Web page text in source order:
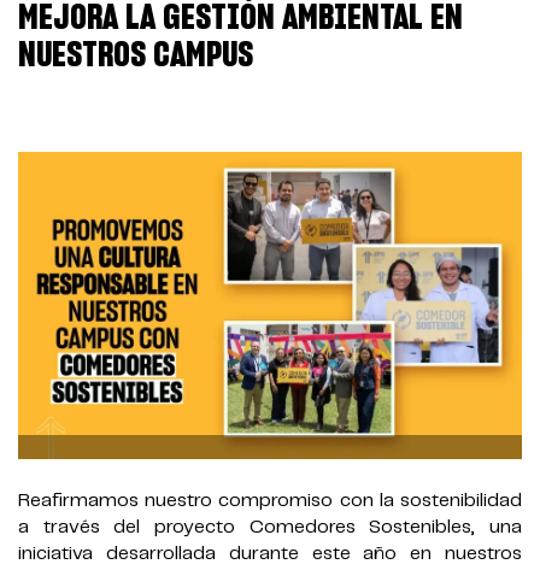
MEJORA LA GESTIÓN AMBIENTAL EN
NUESTROS CAMPUS
Reafirmamos nuestro compromiso con la sostenibilidad
a través del proyecto Comedores Sostenibles, una
iniciativa desarrollada durante este año en nuestros